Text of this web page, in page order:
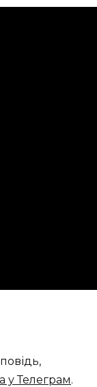
у Телеграм.